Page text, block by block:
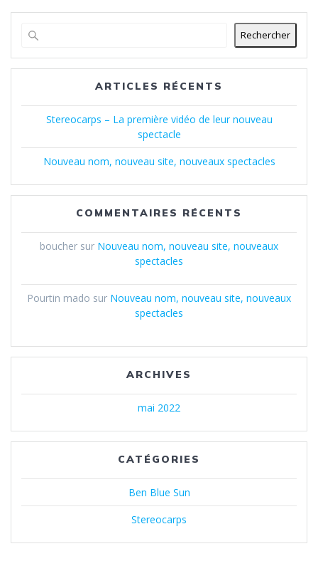
Rechercher
ARTICLES RÉCENTS
Stereocarps – La première vidéo de leur nouveau
spectacle
Nouveau nom, nouveau site, nouveaux spectacles
COMMENTAIRES RÉCENTS
boucher sur Nouveau nom, nouveau site, nouveaux
spectacles
Pourtin mado sur Nouveau nom, nouveau site, nouveaux
spectacles
ARCHIVES
mai 2022
CATÉGORIES
Ben Blue Sun
Stereocarps